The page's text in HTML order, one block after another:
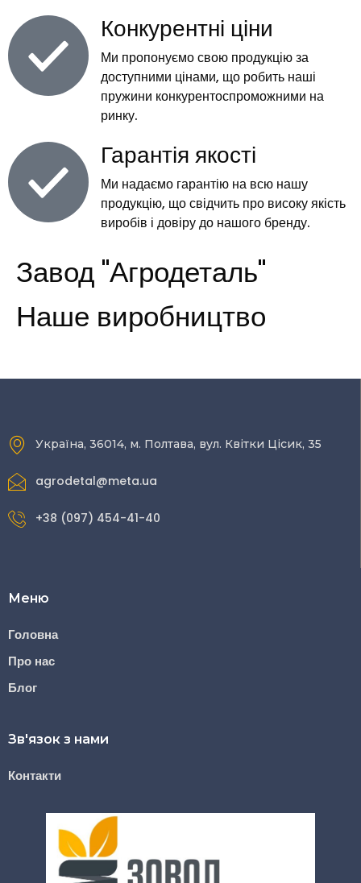
Конкурентні ціни
Ми пропонуємо свою продукцію за
доступними цінами, що робить наші
пружини конкурентоспроможними на
ринку.
Гарантія якості
Ми надаємо гарантію на всю нашу
продукцію, що свідчить про високу якість
виробів і довіру до нашого бренду.
Завод "Агродеталь"
Наше виробництво
Україна, 36014, м. Полтава, вул. Квітки Цісик, 35
agrodetal@meta.ua
+38 (097) 454-41-40
Меню
Головна
Про нас
Блог
Зв'язок з нами
Контакти